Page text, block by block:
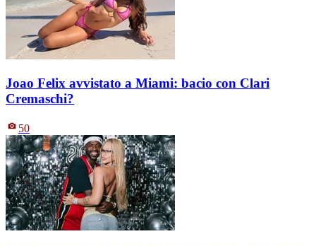
Joao Felix avvistato a Miami: bacio con Clari
Cremaschi?
50